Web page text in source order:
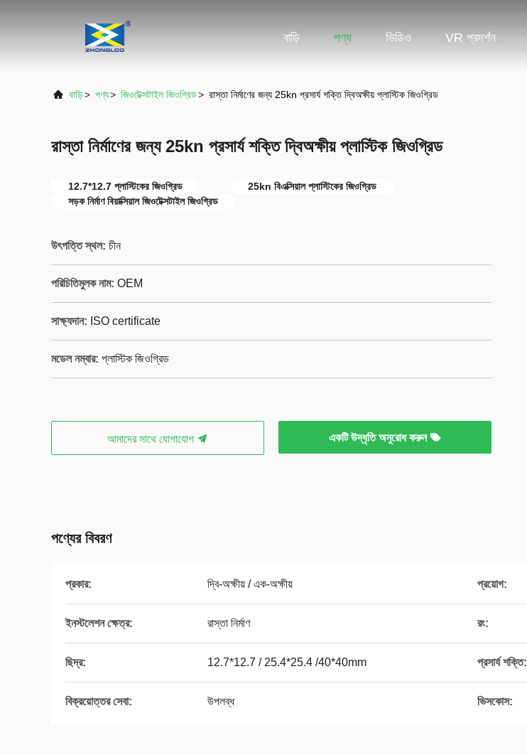
বাড়ি পণ্য ভিডিও VR প্রদর্শন
বাড়ি> পণ্য> জিওটেক্সটাইল জিওগ্রিড> রাস্তা নির্মাণের জন্য 25kn প্রসার্য শক্তি দ্বিঅক্ষীয় প্লাস্টিক জিওগ্রিড
রাস্তা নির্মাণের জন্য 25kn প্রসার্য শক্তি দ্বিঅক্ষীয় প্লাস্টিক জিওগ্রিড
12.7*12.7 প্লাস্টিকের জিওগ্রিড
25kn বিএক্সিয়াল প্লাস্টিকের জিওগ্রিড
সড়ক নির্মাণ বিয়াক্সিয়াল জিওটেক্সটাইল জিওগ্রিড
উৎপত্তি স্থল: চীন
পরিচিতিমুলক নাম: OEM
সাক্ষ্যদান: ISO certificate
মডেল নম্বার: প্লাস্টিক জিওগ্রিড
আমাদের সাথে যোগাযোগ একটি উদ্ধৃতি অনুরোধ করুন
পণ্যের বিবরণ
প্রকার: দ্বি-অক্ষীয় / এক-অক্ষীয় প্রয়োগ:
ইনস্টলেশন ক্ষেত্র: রাস্তা নির্মাণ রং:
ছিদ্র: 12.7*12.7 / 25.4*25.4 /40*40mm প্রসার্য শক্তি:
বিক্রয়োত্তর সেবা: উপলব্ধ ভিসকোস: